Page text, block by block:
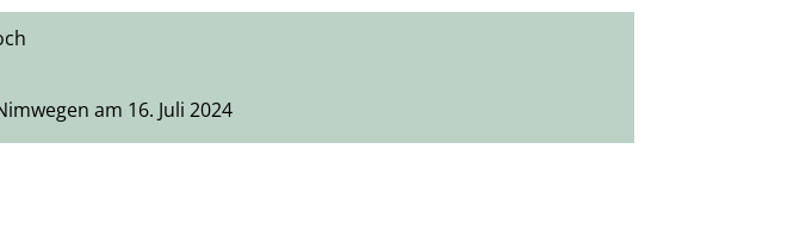
am 16. Juli 2024